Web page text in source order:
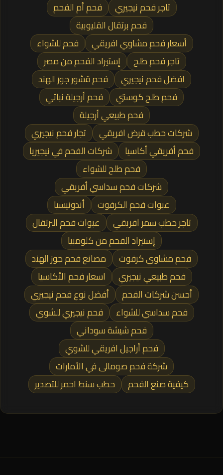
تاجر فحم نيجيري
فحم أم الفحم
فحم برتقال القليوبية
أسعار فحم مشاوي افريقي
فحم للشواء
تاجر فحم طلح
إستيراد الفحم من مصر
افضل فحم نيجيري
فحم قشور جوز الهند
فحم طلح كوستي
فحم أرجيلة نباتي
فحم طبيعي أرجيلة
شركات حطب قرض افريقي
تجار فحم نيجيري
فحم أفريقي أكاسيا
شركات الفحم في نيجيريا
فحم طلح للشواء
شركات فحم سداسي أفريقي
عبوات فحم الكرفوت
أندونيسيا
تاجر حطب سمر افريقي
عبوات فحم البرتقال
إستيراد الفحم من كلومبيا
فحم مشاوي كرفوت
مصانع فحم جوز الهند
فحم طبيعي نيجيري
اسعار فحم الأكاسيا
أحسن شركات الفحم
أفضل نوع فحم نيجيري
فحم سداسي للشواء
فحم نيجيري للشوي
فحم شيشة سوداني
فحم أراجيل افريقي للشوي
شركة فحم صومالى في الأمارات
كيفية صنع الفحم
حطب سنط احمر للتصدير